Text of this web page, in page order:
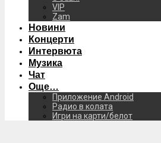
VIP
Zam
Новини
Концерти
Интервюта
Музика
Чат
Още…
Приложение Android
Радио в колата
Игри на карти/белот